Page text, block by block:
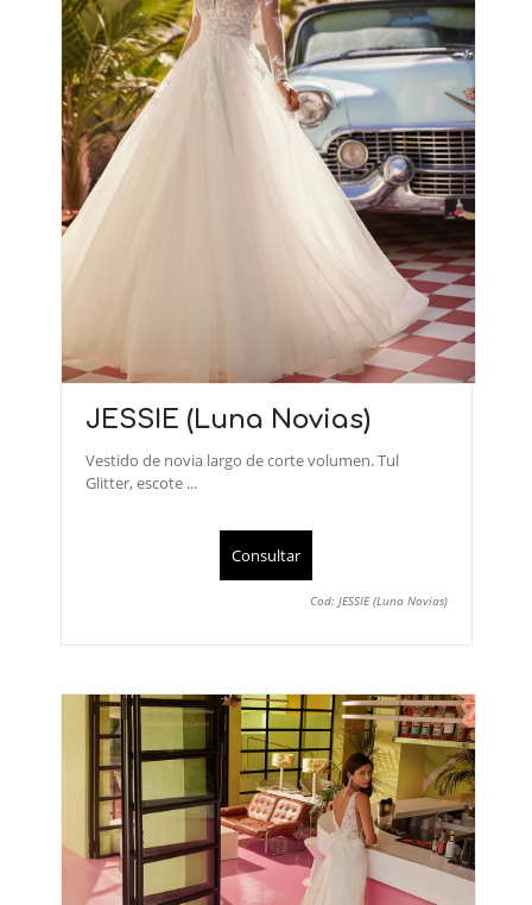
JESSIE (Luna Novias)
Vestido de novia largo de corte volumen. Tul
Glitter, escote ...
Consultar
Cod: JESSIE (Luna Novias)